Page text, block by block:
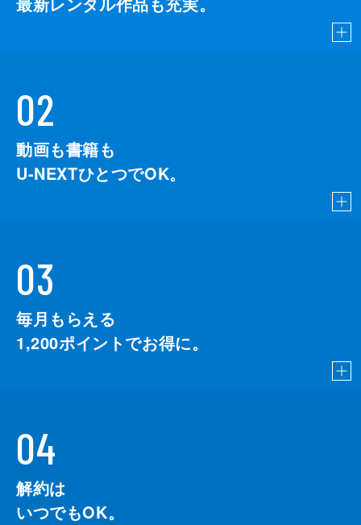
02
動画も書籍も
U-NEXTひとつでOK。
03
毎月もらえる
1,200ポイントでお得に。
04
解約は
いつでもOK。